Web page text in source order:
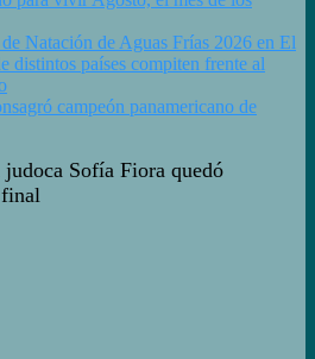
Natación de Aguas Frías 2026 en El
distintos países compiten frente al
campeón panamericano de
judoca Sofía Fiora quedó